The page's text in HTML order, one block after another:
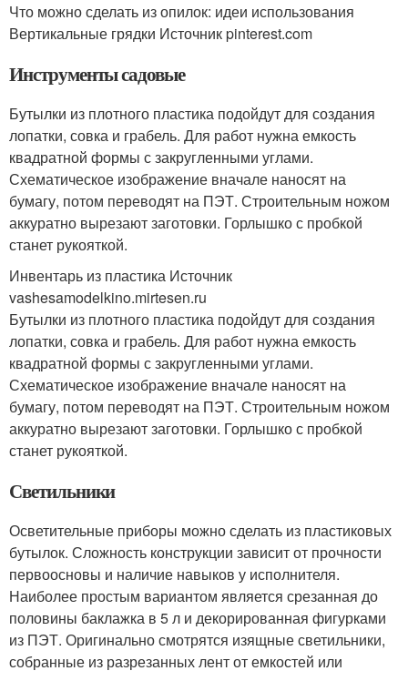
Что можно сделать из опилок: идеи использования
Вертикальные грядки Источник pinterest.com
Инструменты садовые
Бутылки из плотного пластика подойдут для создания
лопатки, совка и грабель. Для работ нужна емкость
квадратной формы с закругленными углами.
Схематическое изображение вначале наносят на
бумагу, потом переводят на ПЭТ. Строительным ножом
аккуратно вырезают заготовки. Горлышко с пробкой
станет рукояткой.
Инвентарь из пластика Источник
vashesamodelkino.mirtesen.ru
Бутылки из плотного пластика подойдут для создания
лопатки, совка и грабель. Для работ нужна емкость
квадратной формы с закругленными углами.
Схематическое изображение вначале наносят на
бумагу, потом переводят на ПЭТ. Строительным ножом
аккуратно вырезают заготовки. Горлышко с пробкой
станет рукояткой.
Светильники
Осветительные приборы можно сделать из пластиковых
бутылок. Сложность конструкции зависит от прочности
первоосновы и наличие навыков у исполнителя.
Наиболее простым вариантом является срезанная до
половины баклажка в 5 л и декорированная фигурками
из ПЭТ. Оригинально смотрятся изящные светильники,
собранные из разрезанных лент от емкостей или